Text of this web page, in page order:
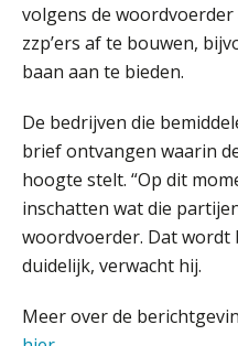
volgens de
zzp’ers af te bouwen,
baan aan te bieden.
De bedrijven die
brief ontvangen waarin
hoogte stelt. “Op dit
inschatten wat die
woordvoerder. Dat wordt
duidelijk, verwacht hij.
Meer over de